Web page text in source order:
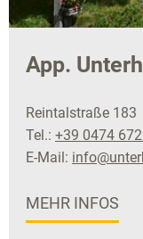
App.
Reintalstraße 183
Tel.: +39 0474
E-Mail:
MEHR INFOS